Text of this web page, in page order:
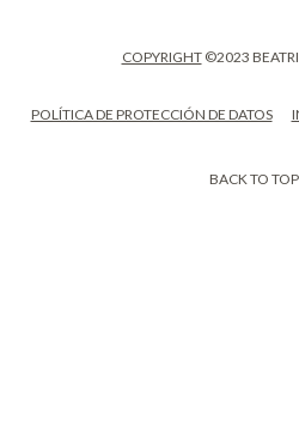
COPYRIGHT©2023
POLÍTICA DE PROTECCIÓN DE DATOS
BACK TO TOP